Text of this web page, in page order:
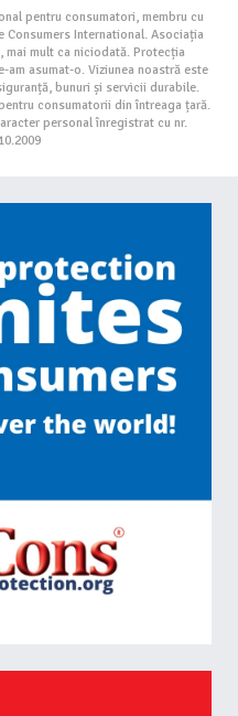
pentru consumatori, membru cu
International. Asociația
mai mult ca niciodată. Protecția
am asumat-o. Viziunea noastră este
bunuri și servicii durabile.
consumatorii din întreaga țară.
personal înregistrat cu nr.